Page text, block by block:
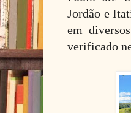
Jordão e
em
verificado